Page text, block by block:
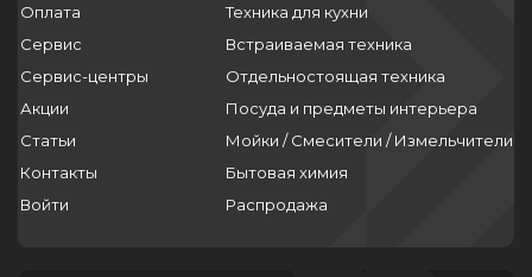
Оплата
Сервис
Сервис-центры
Акции
Статьи
Контакты
Войти
Техника для кухни
Встраиваемая техника
Отдельностоящая техника
Посуда и предметы интерьера
Мойки / Смесители / Измельчители
Бытовая химия
Распродажа